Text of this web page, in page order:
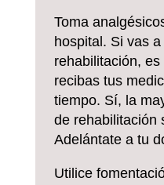
Toma
hospital. Si vas
rehabilitación,
recibas tus
tiempo. Sí, la
de rehabilitación
Adelántate a tu
Utilice